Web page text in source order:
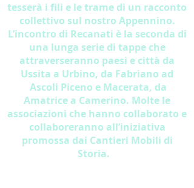
tesserà i fili e le trame di un racconto
collettivo sul nostro Appennino.
L’incontro di Recanati è la seconda di
una lunga serie di tappe che
attraverseranno paesi e città da
Ussita a Urbino, da Fabriano ad
Ascoli Piceno e Macerata, da
Amatrice a Camerino. Molte le
associazioni che hanno collaborato e
collaboreranno all’iniziativa
promossa dai Cantieri Mobili di
Storia.